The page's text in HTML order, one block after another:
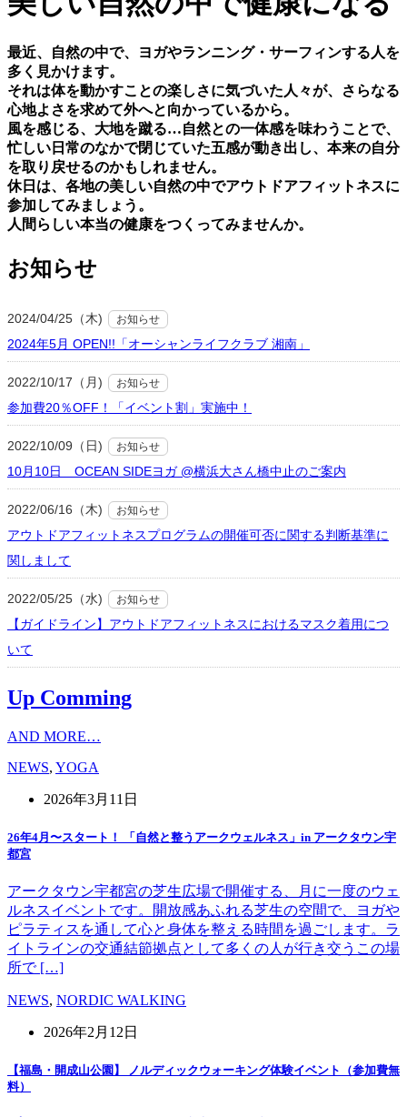
最近、⾃然の中で、ヨガやランニング・サーフィンする⼈を
多く⾒かけます。
それは体を動かすことの楽しさに気づいた⼈々が、さらなる
⼼地よさを求めて外へと向かっているから。
⾵を感じる、⼤地を蹴る…⾃然との⼀体感を味わうことで、
忙しい⽇常のなかで閉じていた五感が動き出し、本来の⾃分
を取り戻せるのかもしれません。
休⽇は、各地の美しい⾃然の中でアウトドアフィットネスに
参加してみましょう。
⼈間らしい本当の健康をつくってみませんか。
お知らせ
2024/04/25（木) お知らせ
2024年5月 OPEN!!「オーシャンライフクラブ 湘南」
2022/10/17（月) お知らせ
参加費20％OFF！「イベント割」実施中！
2022/10/09（日) お知らせ
10月10日 OCEAN SIDEヨガ @横浜大さん橋中止のご案内
2022/06/16（木) お知らせ
アウトドアフィットネスプログラムの開催可否に関する判断基準に
関しまして
2022/05/25（水) お知らせ
【ガイドライン】アウトドアフィットネスにおけるマスク着用につ
いて
Up Comming
AND MORE…
NEWS, YOGA
2026年3月11日
26年4月〜スタート！ 「自然と整うアークウェルネス」in アークタウン宇
都宮
アークタウン宇都宮の芝生広場で開催する、月に一度のウェ
ルネスイベントです。開放感あふれる芝生の空間で、ヨガや
ピラティスを通して心と身体を整える時間を過ごします。ラ
イトラインの交通結節拠点として多くの人が行き交うこの場
所で […]
NEWS, NORDIC WALKING
2026年2月12日
【福島・開成山公園】 ノルディックウォーキング体験イベント（参加費無
料）